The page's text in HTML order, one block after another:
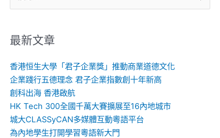
尋
鍵
最新文章
香港恒生大學「君子企業獎」推動商業道德文化
企業踐行五德理念 君子企業指數創十年新高
創科出海 香港啟航
HK Tech 300全國千萬大賽擴展至16內地城市
城大CLASSyCAN多媒體互動粵語平台
為內地學生打開學習粵語新大門